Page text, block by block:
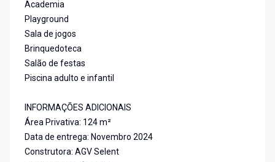
Academia
Playground
Sala de jogos
Brinquedoteca
Salão de festas
Piscina adulto e infantil
INFORMAÇÕES ADICIONAIS
Área Privativa: 124 m²
Data de entrega: Novembro 2024
Construtora: AGV Selent